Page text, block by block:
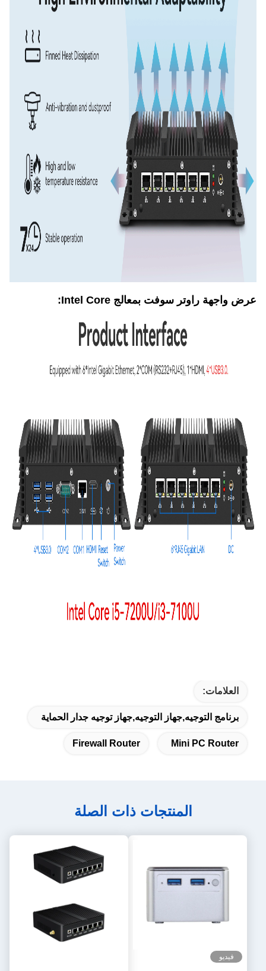
عرض واجهة راوتر سوفت بمعالج Intel Core:
العلامات:
برنامج التوجيه,جهاز التوجيه,جهاز توجيه جدار الحماية
Mini PC Router
Firewall Router
المنتجات ذات الصلة
فيديو